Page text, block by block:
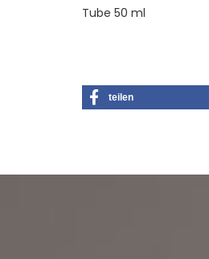
Tube 50 ml
teilen